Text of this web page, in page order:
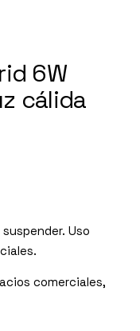
6W
cálida
Uso
comerciales,